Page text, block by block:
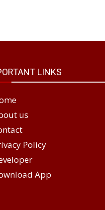
LINKS
us
Policy
App